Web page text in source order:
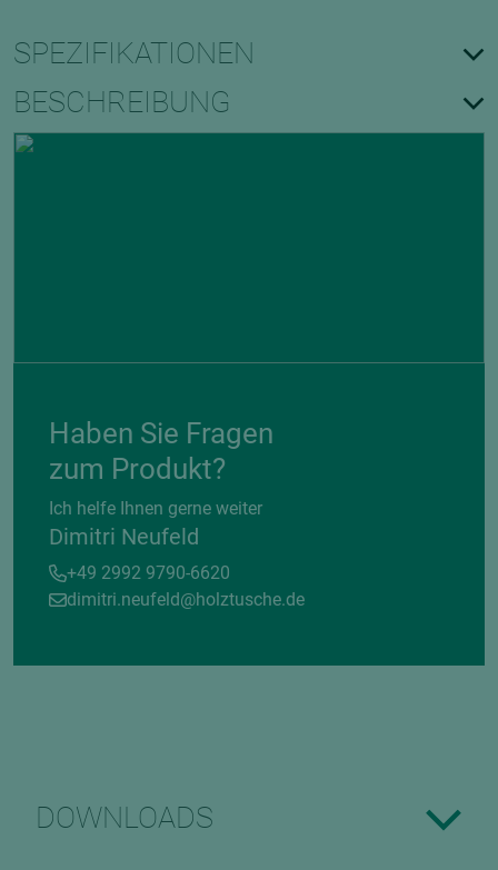
SPEZIFIKATIONEN
BESCHREIBUNG
Haben Sie Fragen
zum Produkt?
Ich helfe Ihnen gerne weiter
Dimitri Neufeld
+49 2992 9790-6620
dimitri.neufeld@holztusche.de
DOWNLOADS